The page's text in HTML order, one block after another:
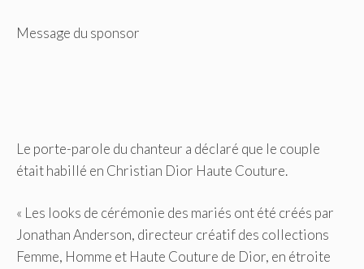
Message du sponsor
Le porte-parole du chanteur a déclaré que le couple
était habillé en Christian Dior Haute Couture.
« Les looks de cérémonie des mariés ont été créés par
Jonathan Anderson, directeur créatif des collections
Femme, Homme et Haute Couture de Dior, en étroite